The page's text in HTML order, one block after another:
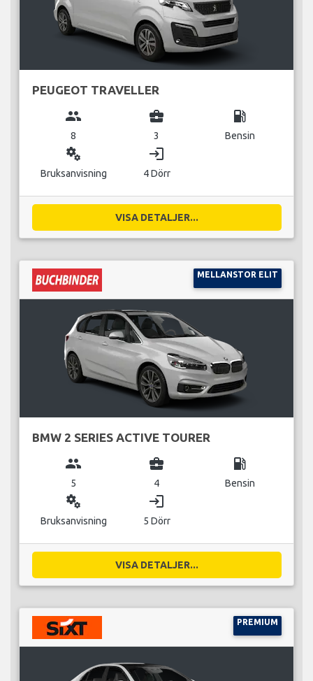
PEUGEOT TRAVELLER
group
8
business_center
3
local_gas_station
Bensin
miscellaneous_services
Bruksanvisning
login
4 Dörr
VISA DETALJER...
MELLANSTOR ELIT
BMW 2 SERIES ACTIVE TOURER
group
5
business_center
4
local_gas_station
Bensin
miscellaneous_services
Bruksanvisning
login
5 Dörr
VISA DETALJER...
PREMIUM